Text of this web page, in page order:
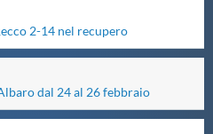
Posillipo-Recco 2-14 nel recupero
dal 24 al 26 febbraio